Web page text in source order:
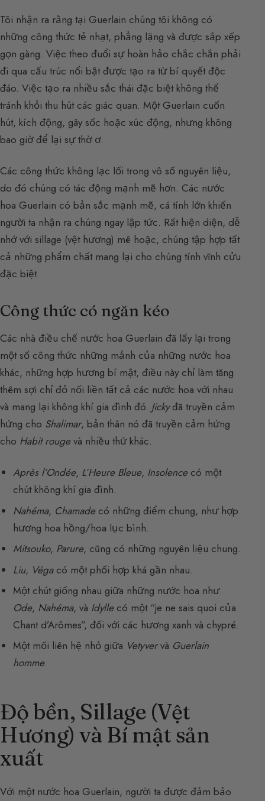
Tôi nhận ra rằng tại Guerlain chúng tôi không có
những công thức tẻ nhạt, phẳng lặng và được sắp xếp
gọn gàng. Việc theo đuổi sự hoàn hảo chắc chắn phải
đi qua cấu trúc nổi bật được tạo ra từ bí quyết độc
đáo. Việc tạo ra nhiều sắc thái đặc biệt không thể
tránh khỏi thu hút các giác quan. Một Guerlain cuốn
hút, kích động, gây sốc hoặc xúc động, nhưng không
bao giờ để lại sự thờ ơ.
Các công thức không lạc lối trong vô số nguyên liệu,
do đó chúng có tác động mạnh mẽ hơn. Các nước
hoa Guerlain có bản sắc mạnh mẽ, cá tính lớn khiến
người ta nhận ra chúng ngay lập tức. Rất hiện diện, dễ
nhớ với sillage (vệt hương) mê hoặc, chúng tập hợp tất
cả những phẩm chất mang lại cho chúng tính vĩnh cửu
đặc biệt.
Công thức có ngăn kéo
Các nhà điều chế nước hoa Guerlain đã lấy lại trong
một số công thức những mảnh của những nước hoa
khác, những hợp hương bí mật, điều này chỉ làm tăng
thêm sợi chỉ đỏ nối liền tất cả các nước hoa với nhau
và mang lại không khí gia đình đó. Jickyđã truyền cảm
hứng cho Shalimar, bản thân nó đã truyền cảm hứng
cho Habit rougevà nhiều thứ khác.
Après l’Ondée, L’Heure Bleue, Insolencecó một
chút không khí gia đình.
Nahéma, Chamadecó những điểm chung, như hợp
hương hoa hồng/hoa lục bình.
Mitsouko, Parure, cũng có những nguyên liệu chung.
Liu, Végacó một phối hợp khá gần nhau.
Một chút giống nhau giữa những nước hoa như
Ode, Nahéma, và Idyllecó một “je ne sais quoi của
Chant d’Arômes”, đối với các hương xanh và chypré.
Một mối liên hệ nhỏ giữa Vetyvervà Guerlain
homme.
Độ bền, Sillage (Vệt
Hương) và Bí mật sản
xuất
Với một nước hoa Guerlain, người ta được đảm bảo